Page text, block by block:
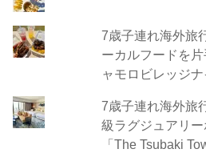
7歳子連れ海外旅
ーカルフードを
ャモロビレッジナ
7歳子連れ海外旅
級ラグジュアリ
「The Tsubaki